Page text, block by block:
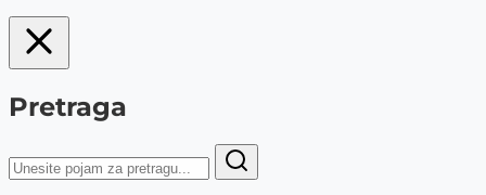
Pretraga